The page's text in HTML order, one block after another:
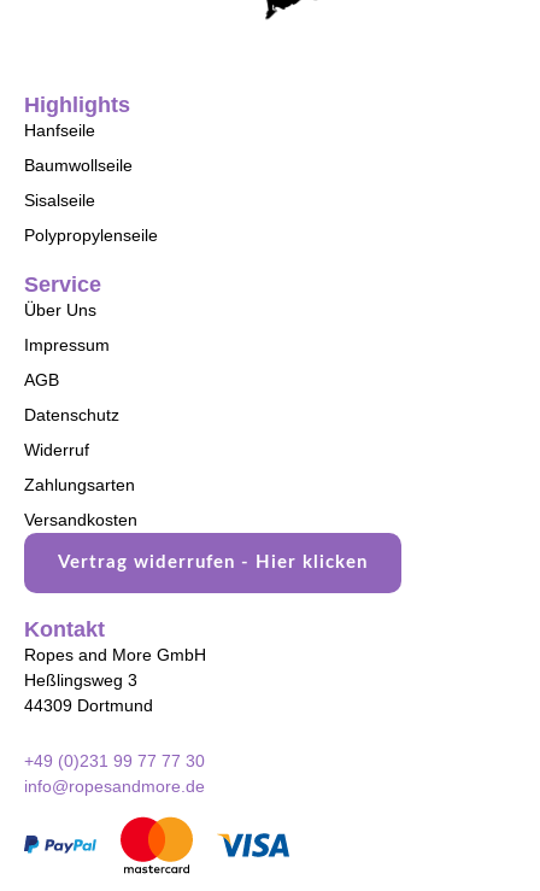
Highlights
Hanfseile
Baumwollseile
Sisalseile
Polypropylenseile
Service
Über Uns
Impressum
AGB
Datenschutz
Widerruf
Zahlungsarten
Versandkosten
Vertrag widerrufen - Hier klicken
Kontakt
Ropes and More GmbH
Heßlingsweg 3
44309 Dortmund
+49 (0)231 99 77 77 30
info@ropesandmore.de